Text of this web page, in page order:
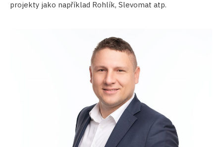
projekty jako například Rohlík, Slevomat atp.